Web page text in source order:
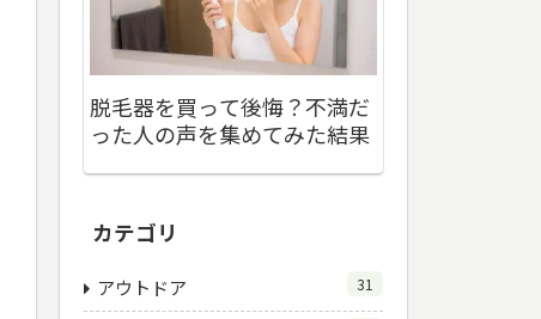
脱毛器を買って後悔？不満だ
った人の声を集めてみた結果
カテゴリ
アウトドア 31